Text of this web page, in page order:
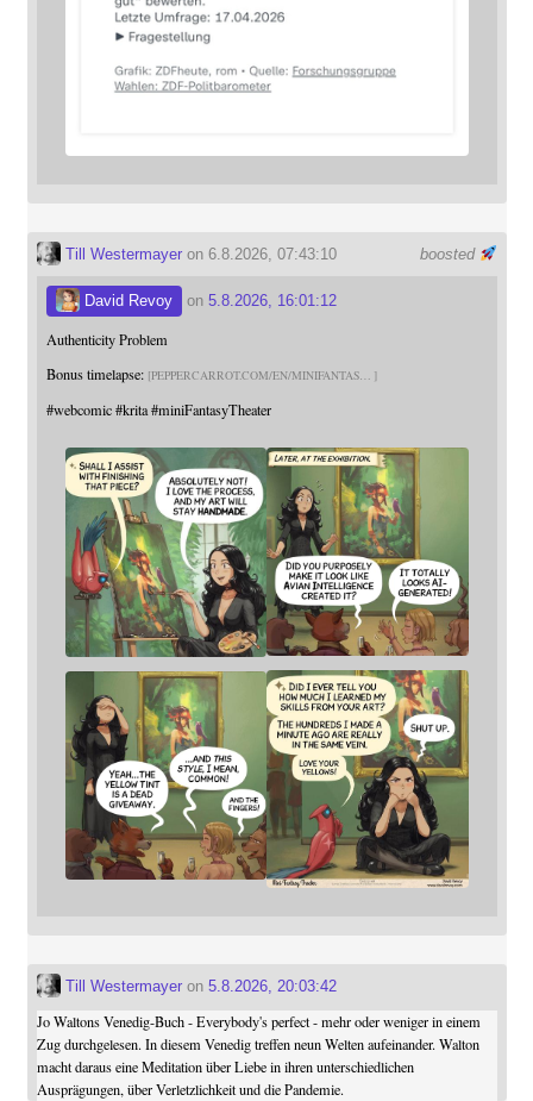
boosted
Till Westermayeron 6.8.2026, 07:43:10
David Revoy on 5.8.2026, 16:01:12
Authenticity Problem
Bonus timelapse: PEPPERCARROT.COM/EN/MINIFANTAS
#webcomic #krita #miniFantasyTheater
Till Westermayeron 5.8.2026, 20:03:42
Jo Waltons Venedig-Buch - Everybody's perfect - mehr oder weniger in einem
Zug durchgelesen. In diesem Venedig treffen neun Welten aufeinander. Walton
macht daraus eine Meditation über Liebe in ihren unterschiedlichen
Ausprägungen, über Verletzlichkeit und die Pandemie.